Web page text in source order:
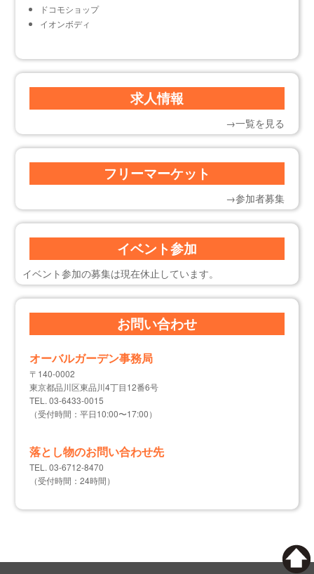
ドコモショップ
イオンボディ
求人情報
→一覧を見る
フリーマーケット
→参加者募集
イベント参加
イベント参加の募集は現在休止しています。
お問い合わせ
オーバルガーデン事務局
〒140-0002
東京都品川区東品川4丁目12番6号
TEL. 03-6433-0015
（受付時間：平日10:00〜17:00）
落とし物のお問い合わせ先
TEL. 03-6712-8470
（受付時間：24時間）